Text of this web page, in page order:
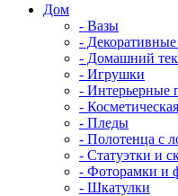
Дом
- Вазы
-
- Домашний
- Игрушки
- Интерьерные
-
- Пледы
- Полотенца с
- Статуэтки и
- Фоторамки и
- Шкатулки